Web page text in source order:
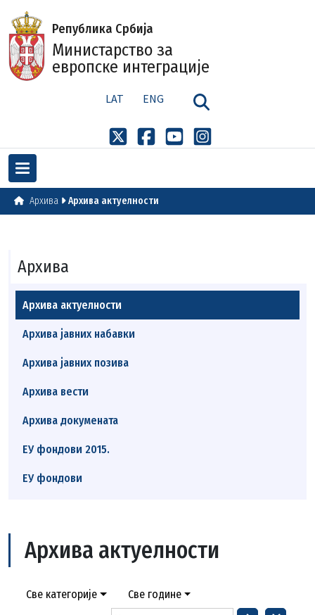
Република Србија
Министарство за
европске интеграције
LAT ENG
Архива Архива актуелности
Архива
Архива актуелности
Архива јавних набавки
Архива јавних позива
Архива вести
Архива докумената
ЕУ фондови 2015.
ЕУ фондови
Архива актуелности
Све категорије Све године